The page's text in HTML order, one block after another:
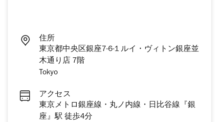
住所
東京都中央区銀座7-6-1 ルイ・ヴィトン銀座並
木通り店 7階
Tokyo
アクセス
東京メトロ銀座線・丸ノ内線・日比谷線『銀
座』駅 徒歩4分